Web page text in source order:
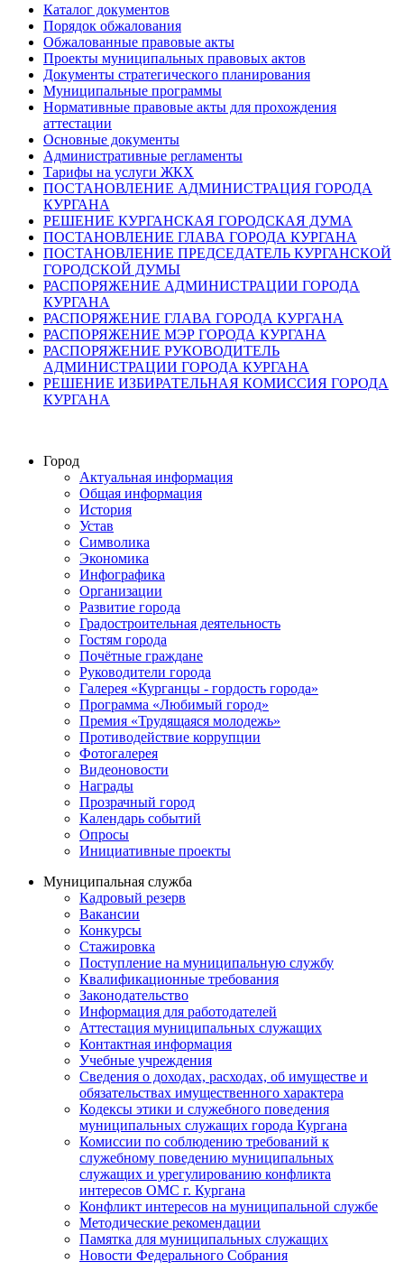
Каталог документов
Порядок обжалования
Обжалованные правовые акты
Проекты муниципальных правовых актов
Документы стратегического планирования
Муниципальные программы
Нормативные правовые акты для прохождения
аттестации
Основные документы
Административные регламенты
Тарифы на услуги ЖКХ
ПОСТАНОВЛЕНИЕ АДМИНИСТРАЦИЯ ГОРОДА
КУРГАНА
РЕШЕНИЕ КУРГАНСКАЯ ГОРОДСКАЯ ДУМА
ПОСТАНОВЛЕНИЕ ГЛАВА ГОРОДА КУРГАНА
ПОСТАНОВЛЕНИЕ ПРЕДСЕДАТЕЛЬ КУРГАНСКОЙ
ГОРОДСКОЙ ДУМЫ
РАСПОРЯЖЕНИЕ АДМИНИСТРАЦИИ ГОРОДА
КУРГАНА
РАСПОРЯЖЕНИЕ ГЛАВА ГОРОДА КУРГАНА
РАСПОРЯЖЕНИЕ МЭР ГОРОДА КУРГАНА
РАСПОРЯЖЕНИЕ РУКОВОДИТЕЛЬ
АДМИНИСТРАЦИИ ГОРОДА КУРГАНА
РЕШЕНИЕ ИЗБИРАТЕЛЬНАЯ КОМИССИЯ ГОРОДА
КУРГАНА
Город
Актуальная информация
Общая информация
История
Устав
Символика
Экономика
Инфографика
Организации
Развитие города
Градостроительная деятельность
Гостям города
Почётные граждане
Руководители города
Галерея «Курганцы - гордость города»
Программа «Любимый город»
Премия «Трудящаяся молодежь»
Противодействие коррупции
Фотогалерея
Видеоновости
Награды
Прозрачный город
Календарь событий
Опросы
Инициативные проекты
Муниципальная служба
Кадровый резерв
Вакансии
Конкурсы
Стажировка
Поступление на муниципальную службу
Квалификационные требования
Законодательство
Информация для работодателей
Аттестация муниципальных служащих
Контактная информация
Учебные учреждения
Сведения о доходах, расходах, об имуществе и
обязательствах имущественного характера
Кодексы этики и служебного поведения
муниципальных служащих города Кургана
Комиссии по соблюдению требований к
служебному поведению муниципальных
служащих и урегулированию конфликта
интересов ОМС г. Кургана
Конфликт интересов на муниципальной службе
Методические рекомендации
Памятка для муниципальных служащих
Новости Федерального Cобрания